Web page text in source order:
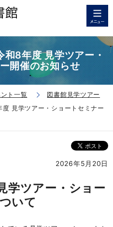
和8年度 見学ツアー・
開催のお知らせ
ト一覧
図書館見学ツアー
度 見学ツアー・ショートセミナー
2026年5月20日
学ツアー・ショー
いて